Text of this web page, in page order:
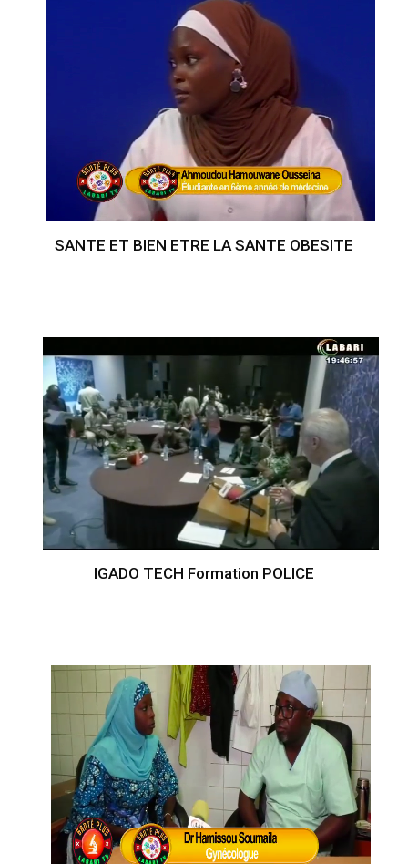
SANTE ET BIEN ETRE LA SANTE OBESITE
IGADO TECH Formation POLICE